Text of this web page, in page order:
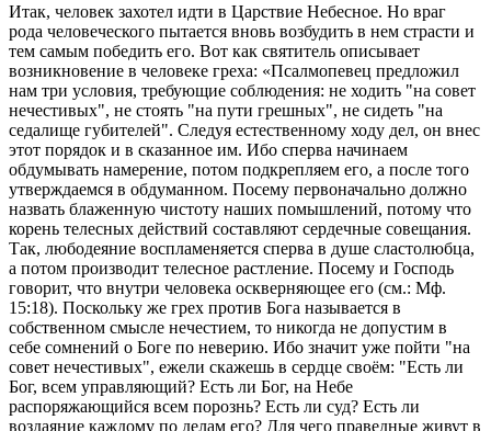
Итак, человек захотел идти в Царствие Небесное. Но враг
рода человеческого пытается вновь возбудить в нем страсти и
тем самым победить его. Вот как святитель описывает
возникновение в человеке греха: «Псалмопевец предложил
нам три условия, требующие соблюдения: не ходить "на совет
нечестивых", не стоять "на пути грешных", не сидеть "на
седалище губителей". Следуя естественному ходу дел, он внес
этот порядок и в сказанное им. Ибо сперва начинаем
обдумывать намерение, потом подкрепляем его, а после того
утверждаемся в обдуманном. Посему первоначально должно
назвать блаженную чистоту наших помышлений, потому что
корень телесных действий составляют сердечные совещания.
Так, любодеяние воспламеняется сперва в душе сластолюбца,
а потом производит телесное растление. Посему и Господь
говорит, что внутри человека оскверняющее его (см.: Мф.
15:18). Поскольку же грех против Бога называется в
собственном смысле нечестием, то никогда не допустим в
себе сомнений о Боге по неверию. Ибо значит уже пойти "на
совет нечестивых", ежели скажешь в сердце своём: "Есть ли
Бог, всем управляющий? Есть ли Бог, на Небе
распоряжающийся всем порознь? Есть ли суд? Есть ли
воздаяние каждому по делам его? Для чего праведные живут в